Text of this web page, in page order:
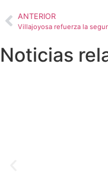
ANTERIOR
Noticias